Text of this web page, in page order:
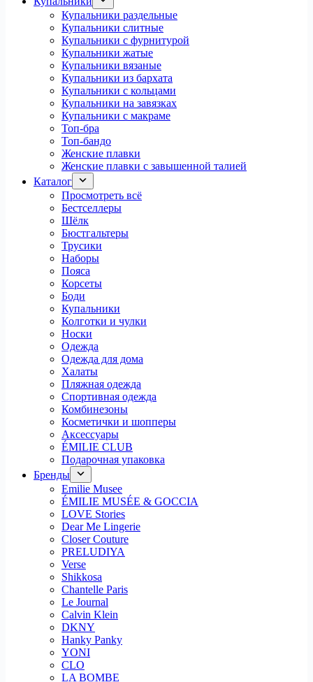
Купальники раздельные
Купальники слитные
Купальники с фурнитурой
Купальники жатые
Купальники вязаные
Купальники из бархата
Купальники с кольцами
Купальники на завязках
Купальники с макраме
Топ-бра
Топ-бандо
Женские плавки
Женские плавки с завышенной талией
Каталог
Просмотреть всё
Бестселлеры
Шёлк
Бюстгальтеры
Трусики
Наборы
Пояса
Корсеты
Боди
Купальники
Колготки и чулки
Носки
Одежда
Одежда для дома
Халаты
Пляжная одежда
Спортивная одежда
Комбинезоны
Косметички и шопперы
Аксессуары
ÉMILIE CLUB
Подарочная упаковка
Бренды
Emilie Musee
ÉMILIE MUSÉE & GOCCIA
LOVE Stories
Dear Me Lingerie
Closer Couture
PRELUDIYA
Verse
Shikkosa
Chantelle Paris
Le Journal
Calvin Klein
DKNY
Hanky Panky
YONI
CLO
LA BOMBE